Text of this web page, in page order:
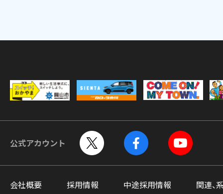
公式アカウント
会社概要 採用情報 中途採用情報 関連、